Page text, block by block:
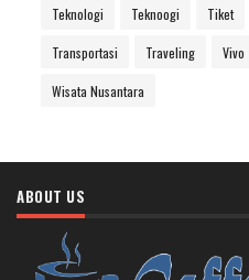
Teknologi Teknoogi Tiket
Transportasi Traveling Vivo
Wisata Nusantara
ABOUT US